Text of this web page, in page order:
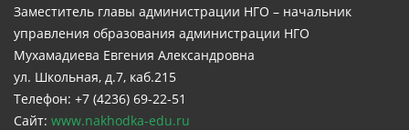
Заместитель главы администрации НГО – начальник
управления образования администрации НГО
Мухамадиева Евгения Александровна
ул. Школьная, д.7, каб.215
Телефон: +7 (4236) 69-22-51
Сайт: www.nakhodka-edu.ru